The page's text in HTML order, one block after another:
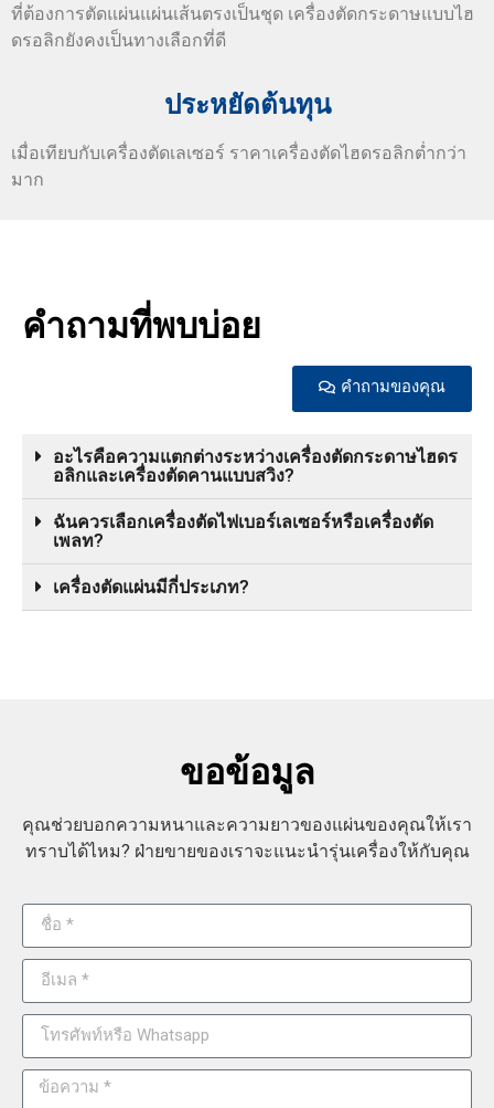
ที่ต้องการตัดแผ่นแผ่นเส้นตรงเป็นชุด เครื่องตัดกระดาษแบบไฮ
ดรอลิกยังคงเป็นทางเลือกที่ดี
ประหยัดต้นทุน
เมื่อเทียบกับเครื่องตัดเลเซอร์ ราคาเครื่องตัดไฮดรอลิกต่ำกว่า
มาก
คำถามที่พบบ่อย
คำถามของคุณ
อะไรคือความแตกต่างระหว่างเครื่องตัดกระดาษไฮดร
อลิกและเครื่องตัดคานแบบสวิง?
ฉันควรเลือกเครื่องตัดไฟเบอร์เลเซอร์หรือเครื่องตัด
เพลท?
เครื่องตัดแผ่นมีกี่ประเภท?
ขอข้อมูล
คุณช่วยบอกความหนาและความยาวของแผ่นของคุณให้เรา
ทราบได้ไหม? ฝ่ายขายของเราจะแนะนำรุ่นเครื่องให้กับคุณ